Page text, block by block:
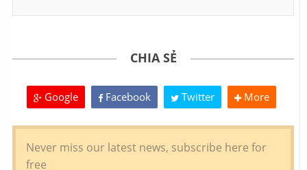
CHIA SẺ
Google Facebook Twitter More